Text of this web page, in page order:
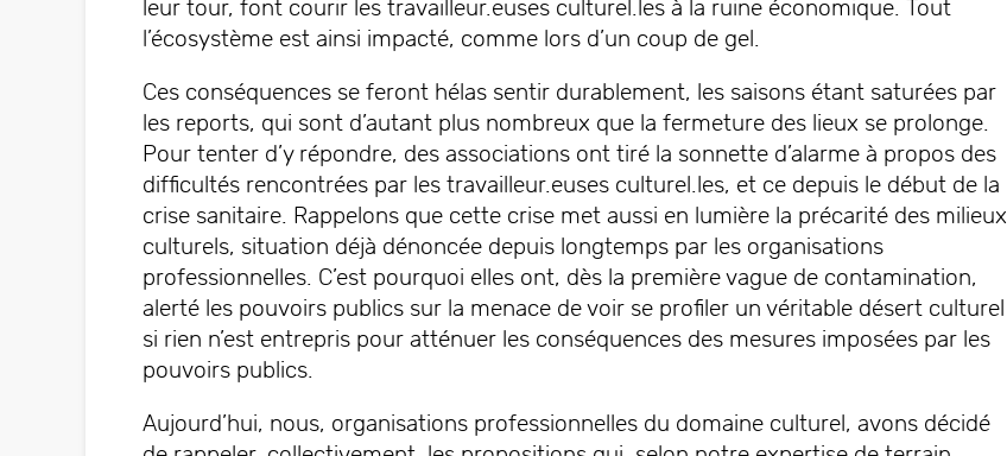
leur tour, font courir les travailleur.euses culturel.les à la ruine économique. Tout
l’écosystème est ainsi impacté, comme lors d’un coup de gel.
Ces conséquences se feront hélas sentir durablement, les saisons étant saturées par
les reports, qui sont d’autant plus nombreux que la fermeture des lieux se prolonge.
Pour tenter d’y répondre, des associations ont tiré la sonnette d’alarme à propos des
difficultés rencontrées par les travailleur.euses culturel.les, et ce depuis le début de la
crise sanitaire. Rappelons que cette crise met aussi en lumière la précarité des milieux
culturels, situation déjà dénoncée depuis longtemps par les organisations
professionnelles. C’est pourquoi elles ont, dès la première vague de contamination,
alerté les pouvoirs publics sur la menace de voir se profiler un véritable désert culturel
si rien n’est entrepris pour atténuer les conséquences des mesures imposées par les
pouvoirs publics.
Aujourd’hui, nous, organisations professionnelles du domaine culturel, avons décidé